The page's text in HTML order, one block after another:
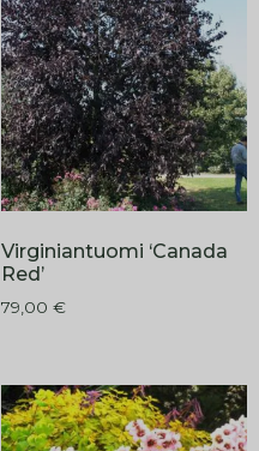
Virginiantuomi ‘Canada
Red’
79,00 €